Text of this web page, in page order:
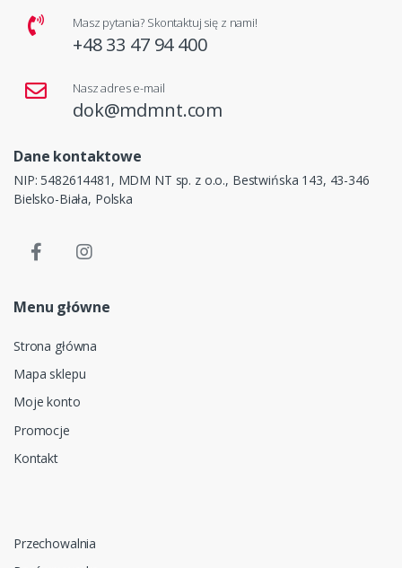
Masz pytania? Skontaktuj się z nami!
+48 33 47 94 400
Nasz adres e-mail
dok@mdmnt.com
Dane kontaktowe
NIP: 5482614481, MDM NT sp. z o.o., Bestwińska 143, 43-346
Bielsko-Biała, Polska
Menu główne
Strona główna
Mapa sklepu
Moje konto
Promocje
Kontakt
Przechowalnia